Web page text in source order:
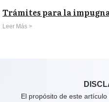
Trámites para la
Leer Más >
El propósito de este